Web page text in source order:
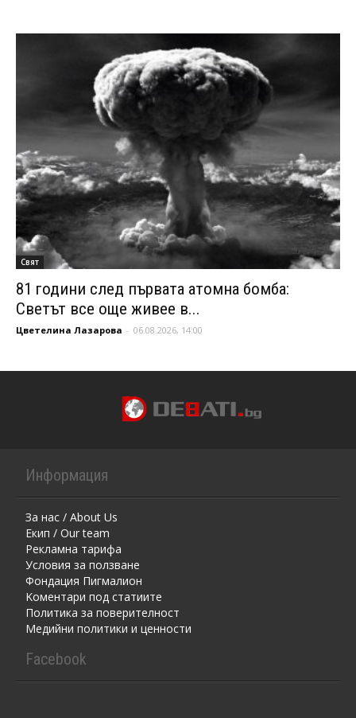
Свят
81 години след първата атомна бомба:
Светът все още живее в...
Цветелина Лазарова - 06.08.2026, 14:00
Информация
За нас / About Us
Екип / Our team
Рекламна тарифа
Условия за ползване
Фондация Пигмалион
Kоментaри под статиите
Политика за поверителност
Медийни политики и ценности
Facebook